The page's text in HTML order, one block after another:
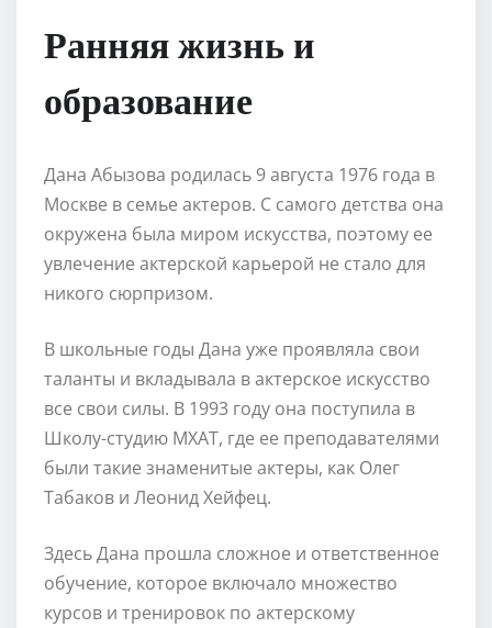
Ранняя жизнь и
образование
Дана Абызова родилась 9 августа 1976 года в
Москве в семье актеров. С самого детства она
окружена была миром искусства, поэтому ее
увлечение актерской карьерой не стало для
никого сюрпризом.
В школьные годы Дана уже проявляла свои
таланты и вкладывала в актерское искусство
все свои силы. В 1993 году она поступила в
Школу-студию МХАТ, где ее преподавателями
были такие знаменитые актеры, как Олег
Табаков и Леонид Хейфец.
Здесь Дана прошла сложное и ответственное
обучение, которое включало множество
курсов и тренировок по актерскому